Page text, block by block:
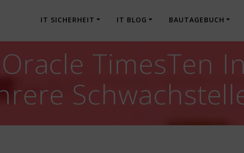
IT SICHERHEIT IT BLOG BAUTAGEBUCH
TimesTen